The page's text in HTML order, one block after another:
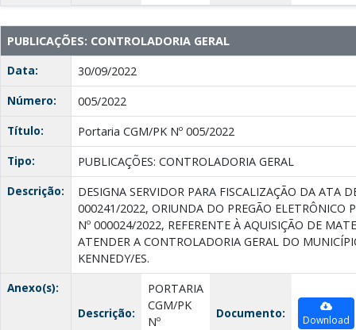
PUBLICAÇÕES: CONTROLADORIA GERAL
Data:
30/09/2022
Número:
005/2022
Título:
Portaria CGM/PK Nº 005/2022
Tipo:
PUBLICAÇÕES: CONTROLADORIA GERAL
Descrição:
DESIGNA SERVIDOR PARA FISCALIZAÇÃO DA ATA
000241/2022, ORIUNDA DO PREGÃO ELETRÔNICO
Nº 000024/2022, REFERENTE À AQUISIÇÃO DE
ATENDER A CONTROLADORIA GERAL DO
KENNEDY/ES.
Anexo(s):
Descrição:
PORTARIA
CGM/PK
Nº
Documento: Download